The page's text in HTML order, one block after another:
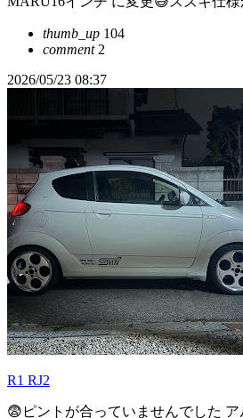
thumb_up 104
comment2
2026/05/23 08:37
R1 RJ2
😨ピントが合っていませんでした ア